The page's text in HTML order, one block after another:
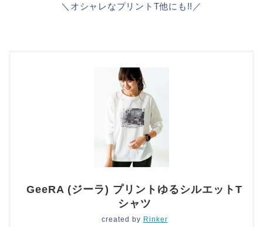
＼オシャレなプリントT他にも!!／
GeeRA (ジーラ) プリントゆるシルエットT
シャツ
created by Rinker